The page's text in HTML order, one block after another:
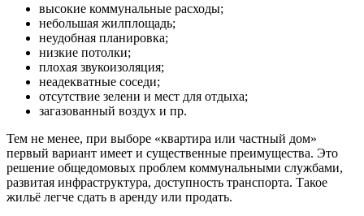
высокие коммунальные расходы;
небольшая жилплощадь;
неудобная планировка;
низкие потолки;
плохая звукоизоляция;
неадекватные соседи;
отсутствие зелени и мест для отдыха;
загазованный воздух и пр.
Тем не менее, при выборе «квартира или частный дом»
первый вариант имеет и существенные преимущества. Это
решение общедомовых проблем коммунальными службами,
развитая инфраструктура, доступность транспорта. Такое
жильё легче сдать в аренду или продать.